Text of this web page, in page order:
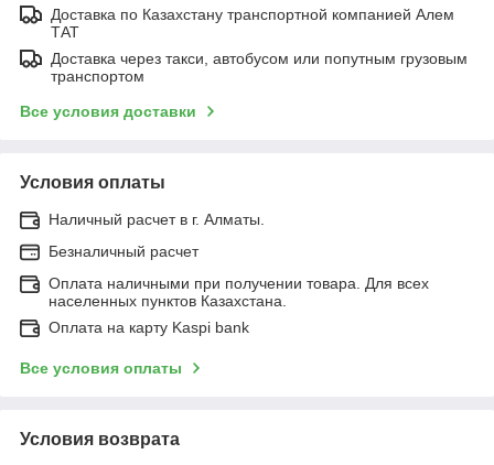
Доставка по Казахстану транспортной компанией Алем
ТАТ
Доставка через такси, автобусом или попутным грузовым
транспортом
Все условия доставки
Условия оплаты
Наличный расчет в г. Алматы.
Безналичный расчет
Оплата наличными при получении товара. Для всех
населенных пунктов Казахстана.
Оплата на карту Kaspi bank
Все условия оплаты
Условия возврата